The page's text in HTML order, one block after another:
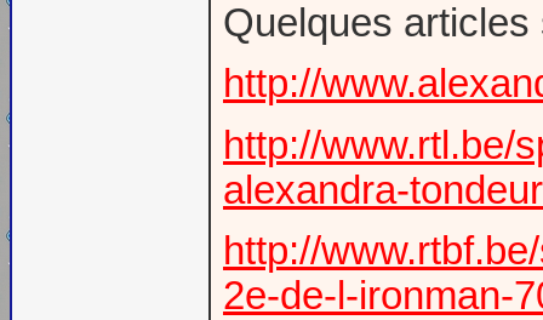
Quelques
http://
http://www.rtl.be/
alexandra-
http://
2e-de-l-ironman-